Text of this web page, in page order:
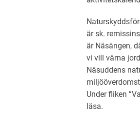
är sk.
är Näsängen,
vi vill värna
Näsuddens
Under fliken
läsa.